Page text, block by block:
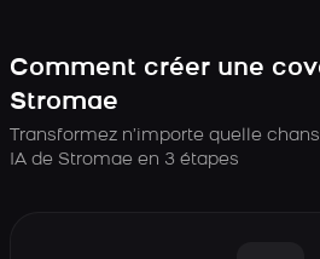
Comment créer une
Stromae
Transformez n’importe quelle
IA de Stromae en 3 étapes